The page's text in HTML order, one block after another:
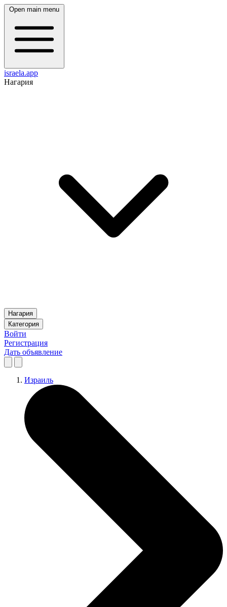
Open main menu
israela.app
Нагария
Нагария
Категория
Войти
Регистрация
Дать объявление
Израиль